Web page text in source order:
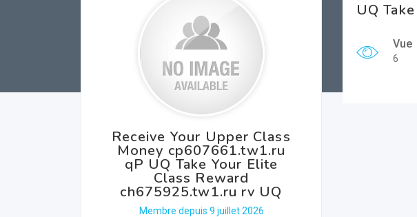
Receive Your Upper Class
Money cp607661.tw1.ru
qP UQ Take Your Elite
Class Reward
ch675925.tw1.ru rv UQ
Membre depuis 9 juillet 2026
UQ
Vue
6